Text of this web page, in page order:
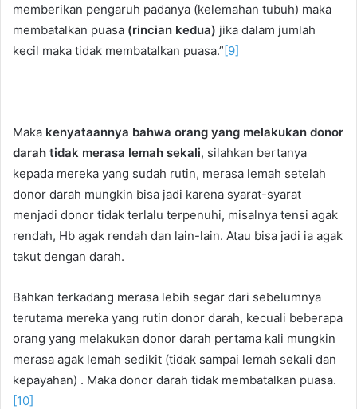
memberikan pengaruh padanya (kelemahan tubuh) maka
membatalkan puasa (rincian kedua) jika dalam jumlah
kecil maka tidak membatalkan puasa.”[9]
Maka kenyataannya bahwa orang yang melakukan donor
darah tidak merasa lemah sekali, silahkan bertanya
kepada mereka yang sudah rutin, merasa lemah setelah
donor darah mungkin bisa jadi karena syarat-syarat
menjadi donor tidak terlalu terpenuhi, misalnya tensi agak
rendah, Hb agak rendah dan lain-lain. Atau bisa jadi ia agak
takut dengan darah.
Bahkan terkadang merasa lebih segar dari sebelumnya
terutama mereka yang rutin donor darah, kecuali beberapa
orang yang melakukan donor darah pertama kali mungkin
merasa agak lemah sedikit (tidak sampai lemah sekali dan
kepayahan) . Maka donor darah tidak membatalkan puasa.
[10]